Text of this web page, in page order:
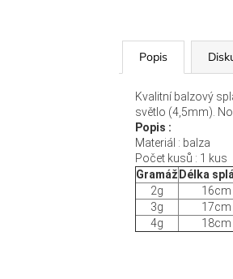
Popis
Kvalitní balzový
světlo (4,5mm).
Popis :
Materiál : balza
Počet kusů : 1 kus
GramážDélka
2g
16cm
3g
17cm
4g
18cm